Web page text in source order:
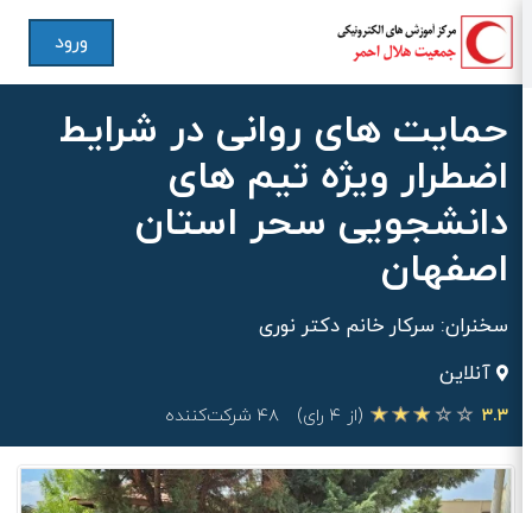
ورود
حمایت های روانی در شرایط
اضطرار ویژه تیم های
دانشجویی سحر استان
اصفهان
سخنران: سرکار خانم دکتر نوری
آنلاین
۳.۳ (از ۴ رای) ۴۸ شرکت‌کننده